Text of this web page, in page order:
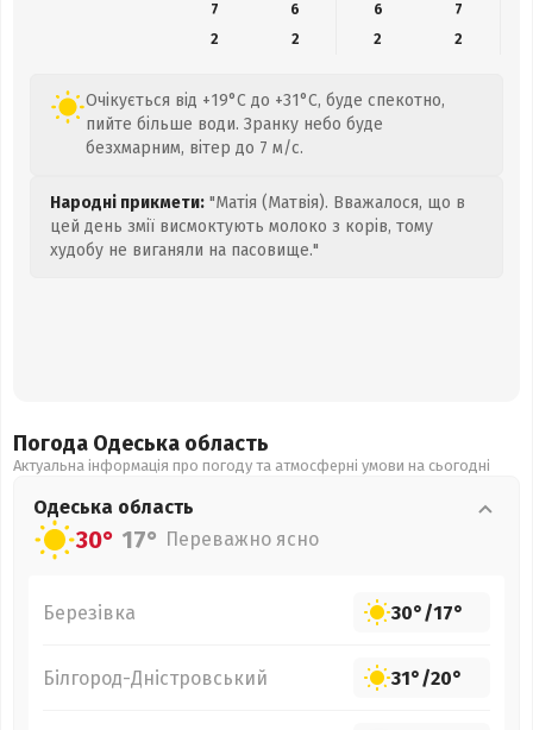
7
6 6
7
2
2 2 2
Очікується від +19°C до +31°C, буде спекотно,
пийте більше води. Зранку небо буде
безхмарним, вітер до 7 м/с.
Народні прикмети: "Матія (Матвія). Вважалося, що в
цей день змії висмоктують молоко з корів, тому
худобу не виганяли на пасовище."
Погода Одеська область
Актуальна інформація про погоду та атмосферні умови на сьогодні
Одеська область
30° 17° Переважно ясно
Березівка 30°/17°
Білгород-Дністровський 31°/20°